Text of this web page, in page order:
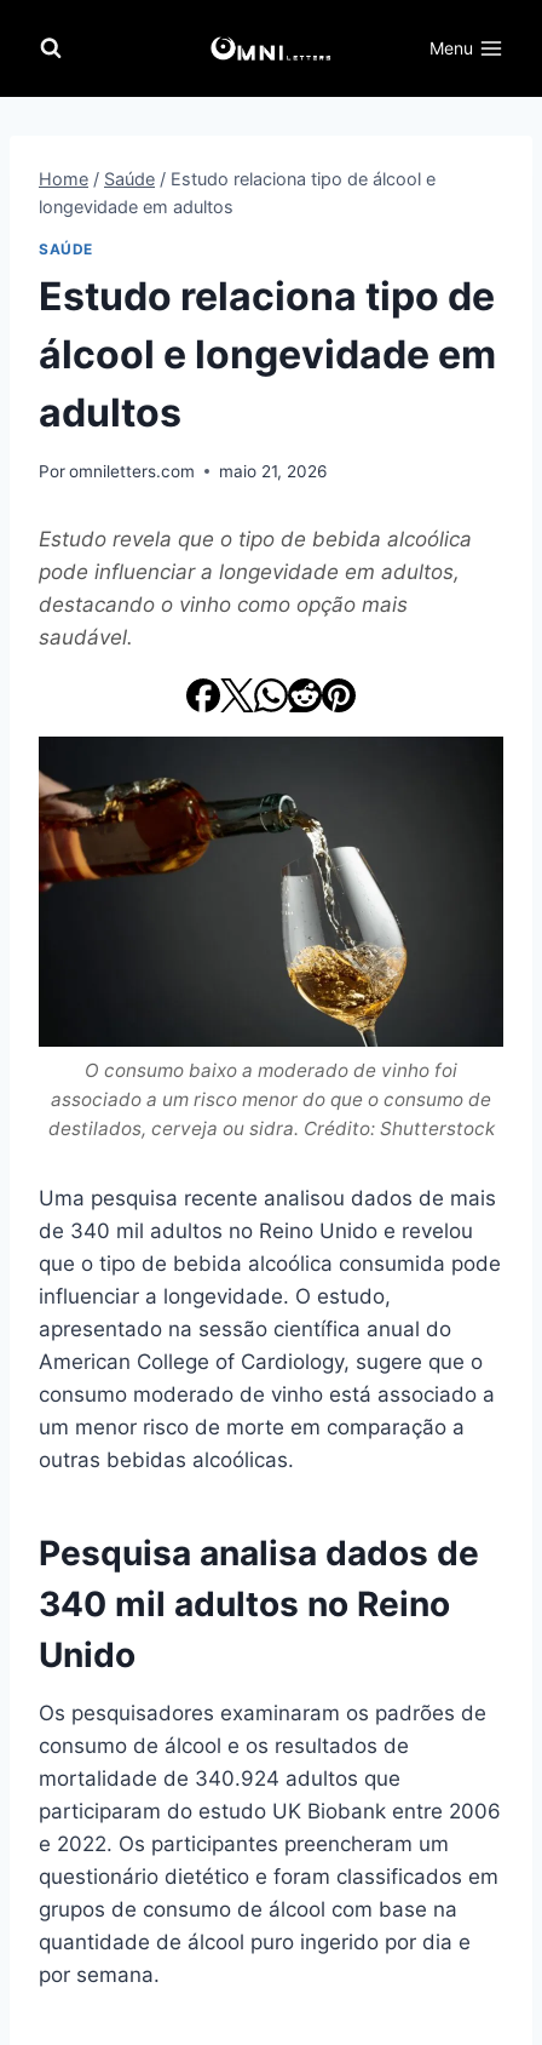
para
Menu
Home / Saúde / Estudo relaciona tipo de álcool e
longevidade em adultos
SAÚDE
Estudo relaciona tipo de
álcool e longevidade em
adultos
Poromniletters.com maio 21, 2026
Estudo revela que o tipo de bebida alcoólica
pode influenciar a longevidade em adultos,
destacando o vinho como opção mais
saudável.
O consumo baixo a moderado de vinho foi
associado a um risco menor do que o consumo de
destilados, cerveja ou sidra. Crédito: Shutterstock
Uma pesquisa recente analisou dados de mais
de 340 mil adultos no Reino Unido e revelou
que o tipo de bebida alcoólica consumida pode
influenciar a longevidade. O estudo,
apresentado na sessão científica anual do
American College of Cardiology, sugere que o
consumo moderado de vinho está associado a
um menor risco de morte em comparação a
outras bebidas alcoólicas.
Pesquisa analisa dados de
340 mil adultos no Reino
Unido
Os pesquisadores examinaram os padrões de
consumo de álcool e os resultados de
mortalidade de 340.924 adultos que
participaram do estudo UK Biobank entre 2006
e 2022. Os participantes preencheram um
questionário dietético e foram classificados em
grupos de consumo de álcool com base na
quantidade de álcool puro ingerido por dia e
por semana.